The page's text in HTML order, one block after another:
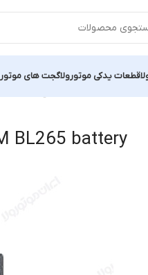
قطعات یدکی موتورولاگجت های
BL265 battery